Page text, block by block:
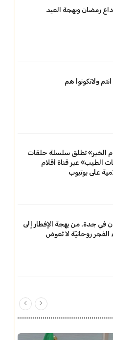
رمضان وبهجة العيد
انتم ولاتكونوا هم
الخبر» تطلق سلسلة حلقات
الطيب» عبر قناة أقلام
على يوتيوب
في جدة. من بهجة الإفطار إلى
روحانيّة لا تُعوض